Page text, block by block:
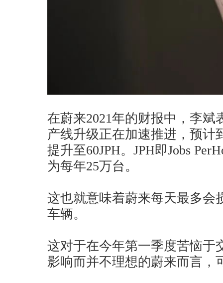
在蔚来2021年的财报中，李斌
产线升级正在加速推进，预计
提升至60JPH。JPH即Jobs
为每年25万台。
这也就意味着蔚来每天最多会
车辆。
这对于在今年第一季度苦恼于
影响而并不理想的蔚来而言，